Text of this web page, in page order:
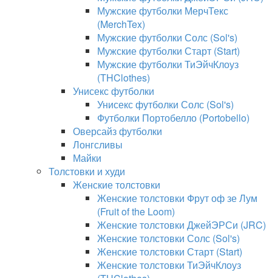
Мужские футболки МерчТекс
(MerchTex)
Мужские футболки Солс (Sol's)
Мужские футболки Старт (Start)
Мужские футболки ТиЭйчКлоуз
(THClothes)
Унисекс футболки
Унисекс футболки Солс (Sol's)
Футболки Портобелло (Portobello)
Оверсайз футболки
Лонгсливы
Майки
Толстовки и худи
Женские толстовки
Женские толстовки Фрут оф зе Лум
(Fruit of the Loom)
Женские толстовки ДжейЭРСи (JRC)
Женские толстовки Солс (Sol's)
Женские толстовки Старт (Start)
Женские толстовки ТиЭйчКлоуз